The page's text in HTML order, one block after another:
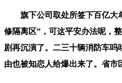
旗下公司取处所签下百亿大
修隔离区”，可这平安办法呢，
剧再沉演了。二三十辆消防车
由也被知恋人给爆出来了。省市